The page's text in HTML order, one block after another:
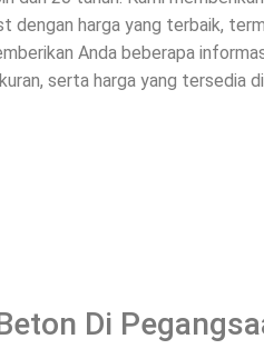
dengan harga yang terbaik,
Anda beberapa
serta harga yang tersedia di
Di